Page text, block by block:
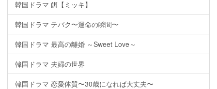
韓国ドラマ 餌【ミッキ】
韓国ドラマ テバク〜運命の瞬間〜
韓国ドラマ 最高の離婚 ～Sweet Love～
韓国ドラマ 夫婦の世界
韓国ドラマ 恋愛体質〜30歳になれば大丈夫〜